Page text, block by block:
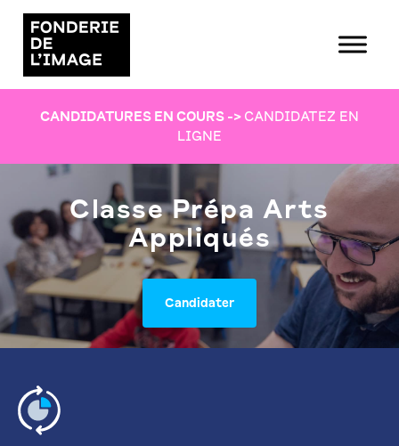
CANDIDATURES EN COURS -> CANDIDATEZ EN
LIGNE
Classe Prépa Arts
Appliqués
Candidater